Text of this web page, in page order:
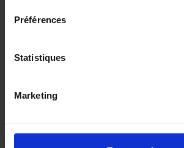
Préférences
Statistiques
Marketing
1.2 PACK HYBRID
manuelle